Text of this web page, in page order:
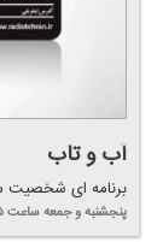
آب و تاب
برنامه ای شخصیت
پنجشنبه و جمعهساعت ۲۲:۳۵